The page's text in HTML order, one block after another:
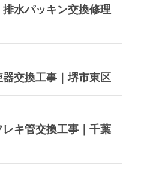
水パッキン交換修理
交換工事｜堺市東区
キ管交換工事｜千葉